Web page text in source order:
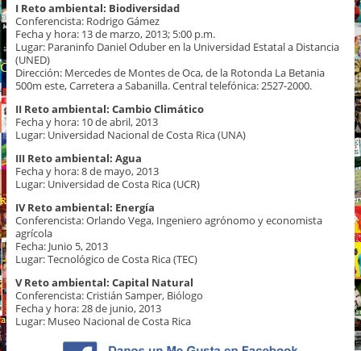
I Reto ambiental: Biodiversidad
Conferencista: Rodrigo Gámez
Fecha y hora: 13 de marzo, 2013; 5:00 p.m.
Lugar: Paraninfo Daniel Oduber en la Universidad Estatal a Distancia
(UNED)
Dirección: Mercedes de Montes de Oca, de la Rotonda La Betania
500m este, Carretera a Sabanilla. Central telefónica: 2527-2000.
II Reto ambiental: Cambio Climático
Fecha y hora: 10 de abril, 2013
Lugar: Universidad Nacional de Costa Rica (UNA)
III Reto ambiental: Agua
Fecha y hora: 8 de mayo, 2013
Lugar: Universidad de Costa Rica (UCR)
IV Reto ambiental: Energía
Conferencista: Orlando Vega, Ingeniero agrónomo y economista
agrícola
Fecha: Junio 5, 2013
Lugar: Tecnológico de Costa Rica (TEC)
V Reto ambiental: Capital Natural
Conferencista: Cristián Samper, Biólogo
Fecha y hora: 28 de junio, 2013
Lugar: Museo Nacional de Costa Rica